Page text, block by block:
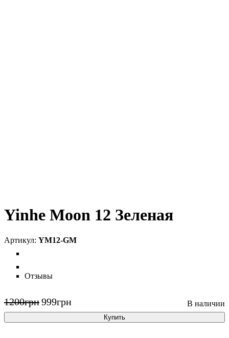
Yinhe Moon 12 Зеленая
YM12-GM
Отзывы
1200грн999грн
Купить